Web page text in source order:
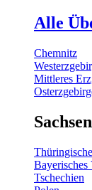
Alle
Chemnitz
Mittleres
Bayerisches
Tschechien